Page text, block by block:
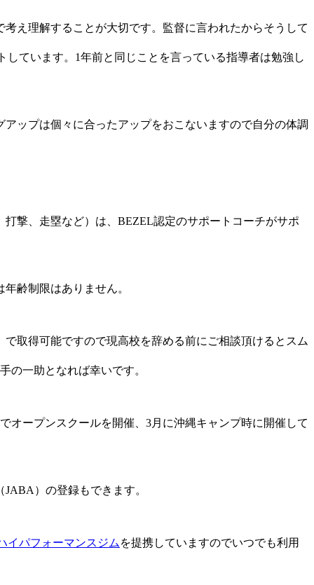
え理解することが大切です。監督に言われたからそうして
ています。1年前と同じことを言っている指導者は勉強し
ップは個々に合ったアップをおこないますので自分の体調
撃、走塁など）は、BEZEL認定のサポートコーチがサポ
齢制限はありません。
で取得可能ですので現高校を辞める前にご相談頂けるとスム
の一助となれば幸いです。
オープンスクールを開催、3月に沖縄キャンプ時に開催して
）の登録もできます。
イパフォーマンスジム を提携していますのでいつでも利用